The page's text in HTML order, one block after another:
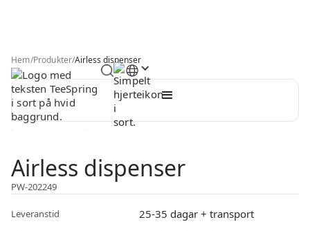
Hem/Produkter/Airless dispenser
Airless dispenser
PW-202249
Leveranstid 25-35 dagar + transport